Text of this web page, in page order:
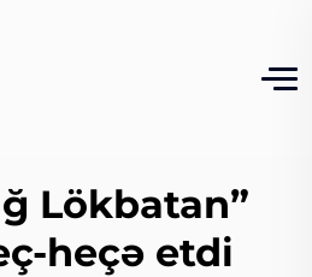
Lökbatan”
heçə etdi